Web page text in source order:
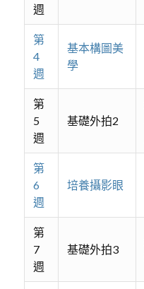
週
第
4
週
基本構圖美
學
第
5
週
基礎外拍2
第
6
週
培養攝影眼
第
7
週
基礎外拍3